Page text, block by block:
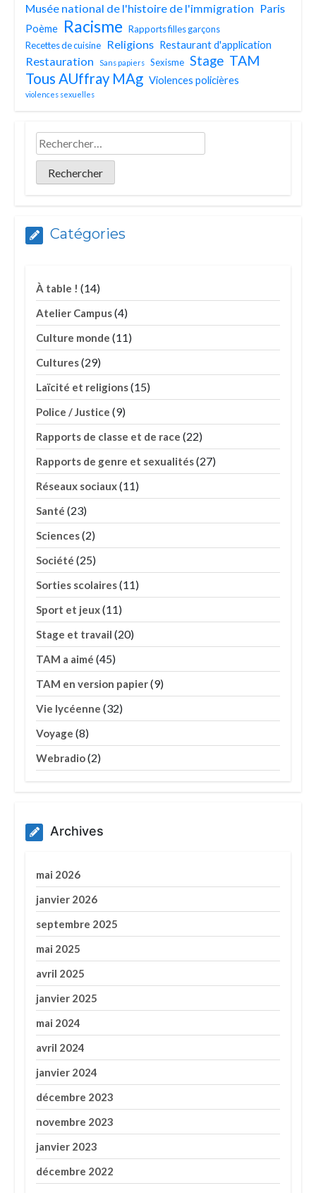
Musée national de l'histoire de l'immigration Paris
Poème Racisme Rapports filles garçons
Recettes de cuisine
Religions Restaurant d'application
Restauration Sans papiers Sexisme Stage TAM
Tous AUffray MAg Violences policières
violences sexuelles
Catégories
À table ! (14)
Atelier Campus(4)
Culture monde (11)
Cultures(29)
Laïcité et religions(15)
Police / Justice (9)
Rapports de classe et de race (22)
Rapports de genre et sexualités(27)
Réseaux sociaux(11)
Santé (23)
Sciences(2)
Société (25)
Sorties scolaires(11)
Sport et jeux(11)
Stage et travail (20)
TAM a aimé (45)
TAM en version papier(9)
Vie lycéenne (32)
Voyage (8)
Webradio(2)
Archives
mai 2026
janvier 2026
septembre 2025
mai 2025
avril 2025
janvier 2025
mai 2024
avril 2024
janvier 2024
décembre 2023
novembre 2023
janvier 2023
décembre 2022